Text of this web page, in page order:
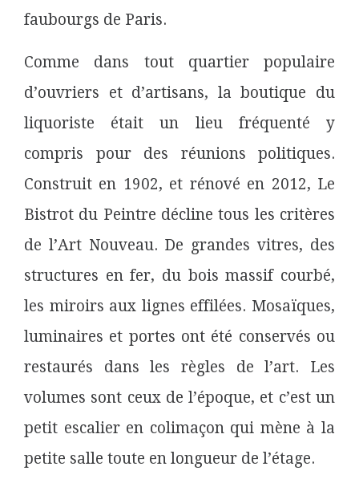
faubourgs de Paris.
Comme dans tout quartier populaire
d’ouvriers et d’artisans, la boutique du
liquoriste était un lieu fréquenté y
compris pour des réunions politiques.
Construit en 1902, et rénové en 2012, Le
Bistrot du Peintre décline tous les critères
de l’Art Nouveau. De grandes vitres, des
structures en fer, du bois massif courbé,
les miroirs aux lignes effilées. Mosaïques,
luminaires et portes ont été conservés ou
restaurés dans les règles de l’art. Les
volumes sont ceux de l’époque, et c’est un
petit escalier en colimaçon qui mène à la
petite salle toute en longueur de l’étage.